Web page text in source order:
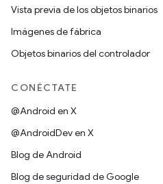
Vista previa de los objetos binarios
Imágenes de fábrica
Objetos binarios del controlador
CONÉCTATE
@Android en X
@AndroidDev en X
Blog de Android
Blog de seguridad de Google